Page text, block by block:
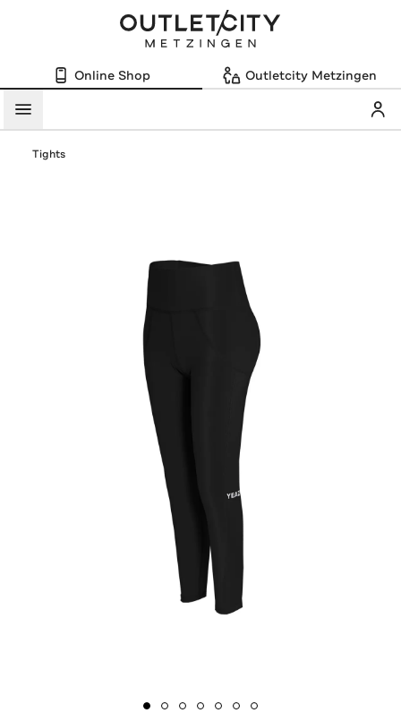
Online Shop Outletcity Metzingen
Menü
Tights